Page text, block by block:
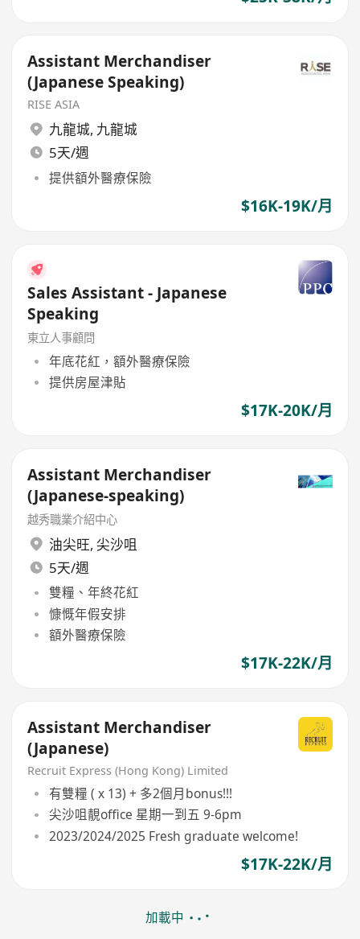
Assistant Merchandiser
(Japanese Speaking)
RISE ASIA
九龍城, 九龍城
5天/週
提供額外醫療保險
$16K-19K/月
Sales Assistant - Japanese
Speaking
東立人事顧問
年底花紅，額外醫療保險
提供房屋津貼
$17K-20K/月
Assistant Merchandiser
(Japanese-speaking)
越秀職業介紹中心
油尖旺, 尖沙咀
5天/週
雙糧、年終花紅
慷慨年假安排
額外醫療保險
$17K-22K/月
Assistant Merchandiser
(Japanese)
Recruit Express (Hong Kong) Limited
有雙糧 ( x 13) + 多2個月bonus!!!
尖沙咀靚office 星期一到五 9-6pm
2023/2024/2025 Fresh graduate welcome!
$17K-22K/月
加載中